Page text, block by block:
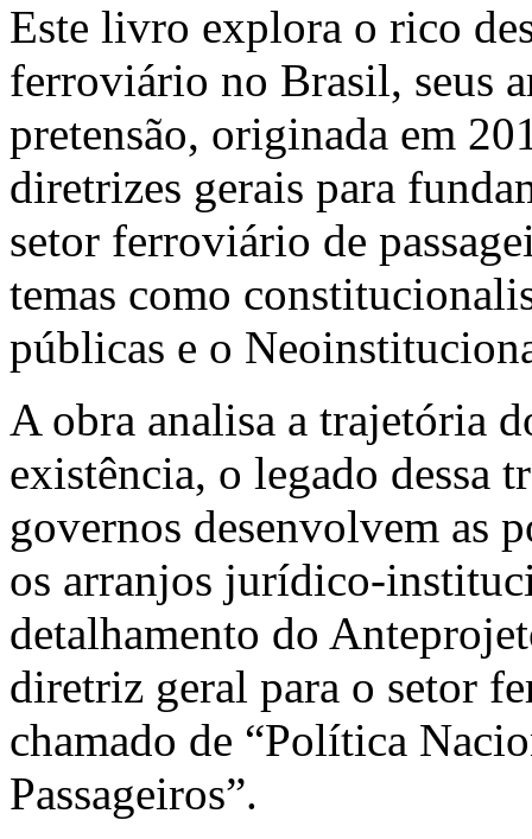
Este livro explora o rico
ferroviário no Brasil, seus
pretensão, originada em
diretrizes gerais para
setor ferroviário de
temas como
públicas e o
A obra analisa a trajetória
existência, o legado dessa
governos desenvolvem as
os arranjos jurídico-
detalhamento do
diretriz geral para o setor
chamado de “Política
Passageiros”.